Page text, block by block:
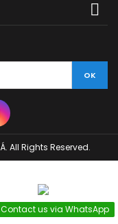

Contact us via WhatsApp
All Rights Reserved.